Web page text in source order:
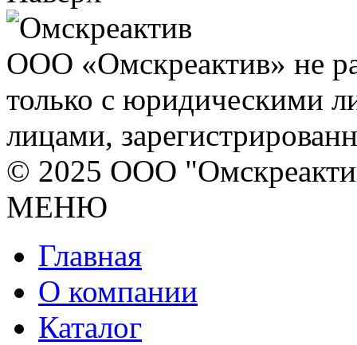
ООО «Омскреактив» не
только с юридическими
лицами,
© 2025 ООО
МЕНЮ
Главная
О компании
Каталог